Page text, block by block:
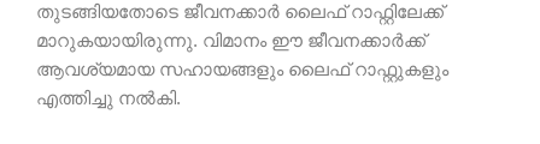
തുടങ്ങിയതോടെ ജീവനക്കാർ ലൈഫ് റാഫ്റ്റിലേക്ക്
മാറുകയായിരുന്നു. വിമാനം ഈ ജീവനക്കാർക്ക്
ആവശ്യമായ സഹായങ്ങളും ലൈഫ് റാഫ്റ്റുകളും
എത്തിച്ചു നൽകി.